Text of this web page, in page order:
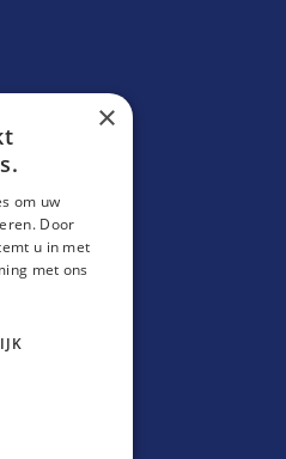
×
om uw
Door
u in met
met ons